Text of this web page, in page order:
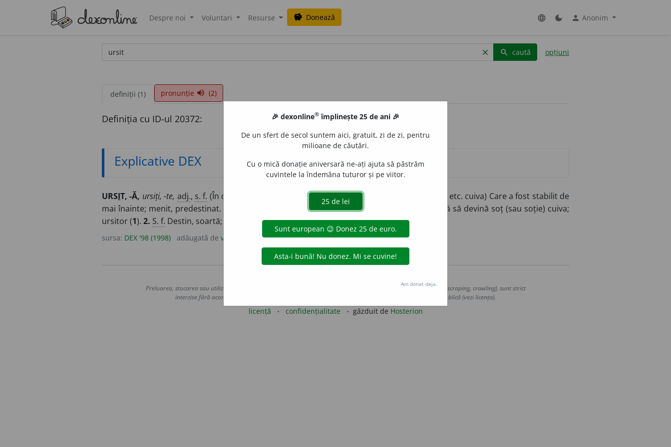
Despre noi Voluntari Resurse savings Donează language dark_mode person Anonim
clear search caută opțiuni
definiții (1) pronunție volume_up (2)
Definiția cu ID-ul 20372:
Explicative DEX
URSIT, -Ă, ursiți, -te, adj., s. f. (În credințele și basmele populare)1. Adj.
(Despre viața, soarta etc. cuiva) Care a fost stabilit de
mai înainte; menit, predestinat. ♦ (Substantivat) Persoană considerată ca fiind predestinată să devină soț (sau soție) cuiva;
ursitor (1). 2. S. f. Destin, soartă; fatalitate. 3.S. f.Ursitoare,v.ursitor(2). –V.ursi.
sursa: DEX '98 (1998) adăugată de valeriu acțiuni
Preluarea, stocarea sau utilizarea datelor de pe acest site, inclusiv prin orice metode de extragere automată (web scraping, crawling), sunt strict
interzise fără acordul nostru prealabil scris, cu excepția seturilor de date oferite oficial spre utilizare publică (vezi licența).
licență confidențialitate găzduit de Hosterion
🎉 dexonline® împlinește 25 de ani 🎉
De un sfert de secol suntem aici, gratuit, zi de zi, pentru
milioane de căutări.
Cu o mică donație aniversară ne-ați ajuta să păstrăm
cuvintele la îndemâna tuturor și pe viitor.
Am donat deja.